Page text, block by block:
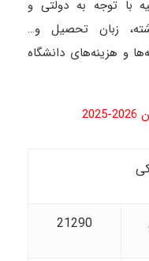
با توجه به دولتی و
زبان تحصیل و…
و هزینه‌های دانشگاه
21290